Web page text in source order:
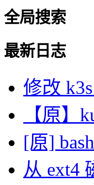
全局搜索
最新日志
修改
【原】
[原]
从 ext4